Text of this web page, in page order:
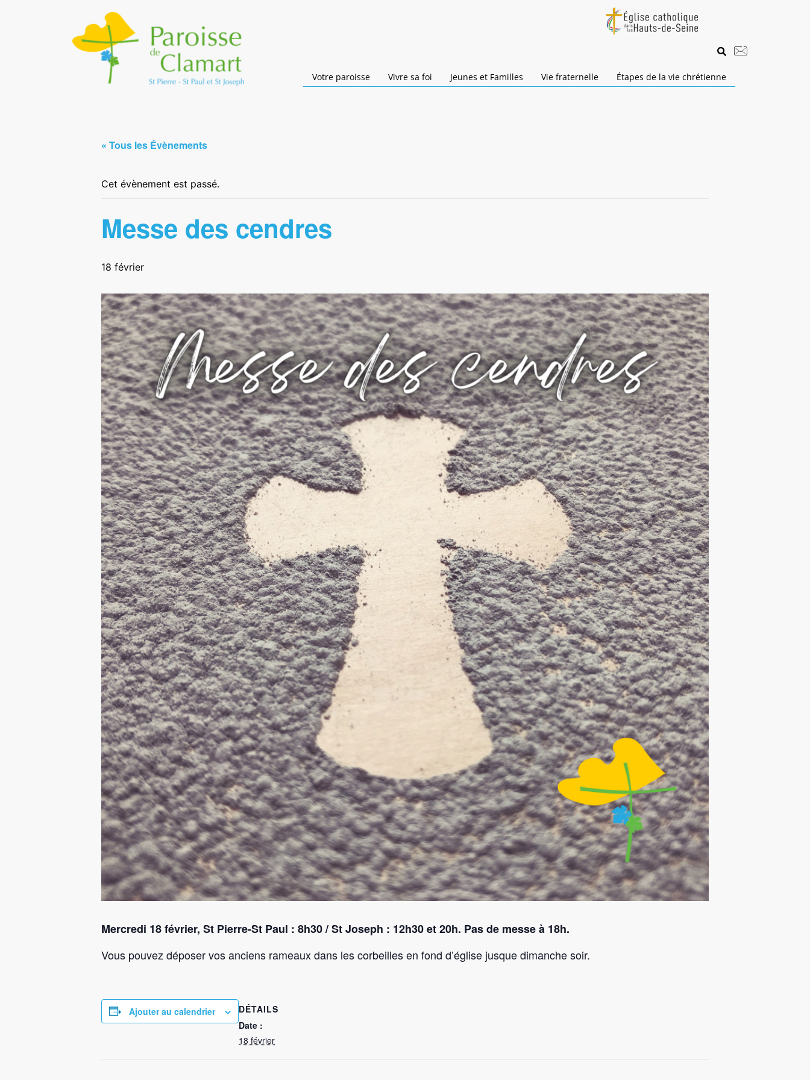
Votre paroisse Vivre sa foi Jeunes et Familles Vie fraternelle Étapes de la vie chrétienne
« Tous les Évènements
Cet évènement est passé.
Messe des cendres
18 février
Mercredi 18 février, St Pierre-St Paul : 8h30 / St Joseph : 12h30 et 20h. Pas de messe à 18h.
Vous pouvez déposer vos anciens rameaux dans les corbeilles en fond d’église jusque dimanche soir.
Ajouter au calendrier
DÉTAILS
Date :
18 février